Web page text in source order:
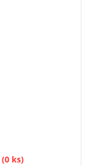
(0 ks)